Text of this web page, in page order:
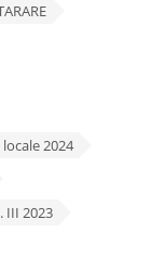
2024
III 2023